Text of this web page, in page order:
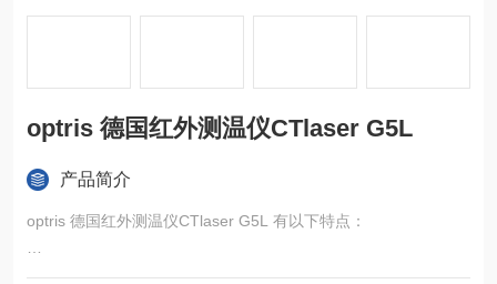
optris 德国红外测温仪CTlaser G5L
产品简介
optris 德国红外测温仪CTlaser G5L 有以下特点：
测量范围：温度测量范围为 100°C 至 1200°C（212°F 至 2192°